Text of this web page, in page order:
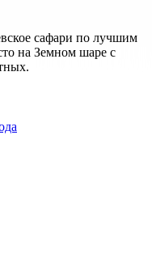
сафари по лучшим
на Земном шаре с